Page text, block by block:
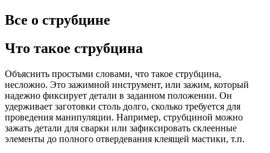
Все о струбцине
Что такое струбцина
Объяснить простыми словами, что такое струбцина,
несложно. Это зажимной инструмент, или зажим, который
надежно фиксирует детали в заданном положении. Он
удерживает заготовки столь долго, сколько требуется для
проведения манипуляции. Например, струбциной можно
зажать детали для сварки или зафиксировать склеенные
элементы до полного отвердевания клеящей мастики, т.п.